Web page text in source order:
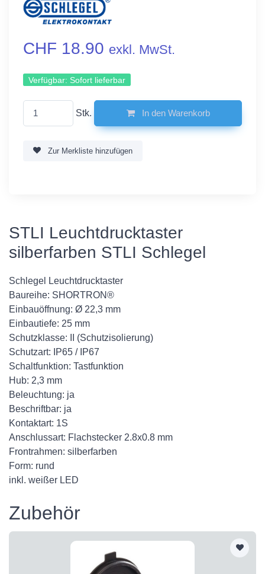
CHF 18.90 exkl. MwSt.
Verfügbar: Sofort lieferbar
Stk. In den Warenkorb
Zur Merkliste hinzufügen
STLI Leuchtdrucktaster
silberfarben STLI Schlegel
Schlegel Leuchtdrucktaster
Baureihe: SHORTRON®
Einbauöffnung: Ø 22,3 mm
Einbautiefe: 25 mm
Schutzklasse: II (Schutzisolierung)
Schutzart: IP65 / IP67
Schaltfunktion: Tastfunktion
Hub: 2,3 mm
Beleuchtung: ja
Beschriftbar: ja
Kontaktart: 1S
Anschlussart: Flachstecker 2.8x0.8 mm
Frontrahmen: silberfarben
Form: rund
inkl. weißer LED
Zubehör